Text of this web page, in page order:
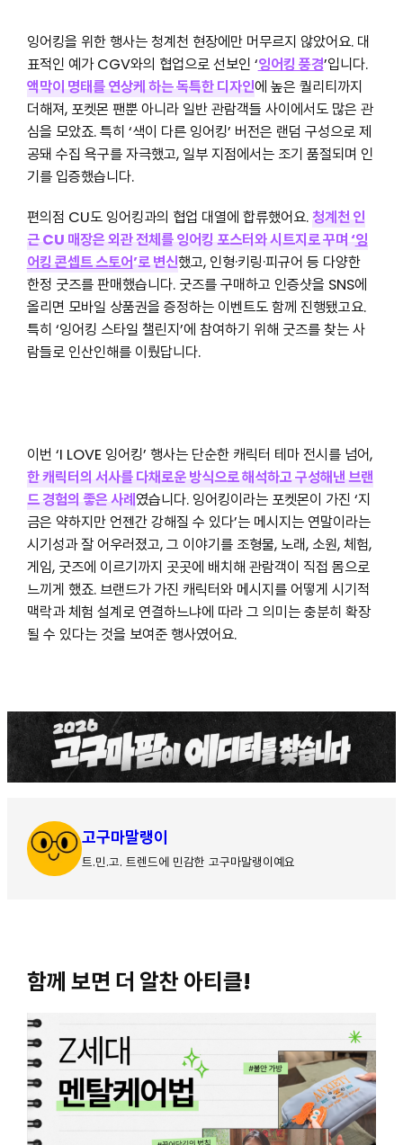
잉어킹을 위한 행사는 청계천 현장에만 머무르지 않았어요. 대
표적인 예가 CGV와의 협업으로 선보인 ‘잉어킹 풍경’입니다.
액막이 명태를 연상케 하는 독특한 디자인에 높은 퀄리티까지
더해져, 포켓몬 팬뿐 아니라 일반 관람객들 사이에서도 많은 관
심을 모았죠. 특히 ‘색이 다른 잉어킹’ 버전은 랜덤 구성으로 제
공돼 수집 욕구를 자극했고, 일부 지점에서는 조기 품절되며 인
기를 입증했습니다.
편의점 CU도 잉어킹과의 협업 대열에 합류했어요.청계천 인
근 CU 매장은 외관 전체를 잉어킹 포스터와 시트지로 꾸며 ‘잉
어킹 콘셉트 스토어’로 변신했고, 인형·키링·피규어 등 다양한
한정 굿즈를 판매했습니다. 굿즈를 구매하고 인증샷을 SNS에
올리면 모바일 상품권을 증정하는 이벤트도 함께 진행됐고요.
특히 ‘잉어킹 스타일 챌린지’에 참여하기 위해 굿즈를 찾는 사
람들로 인산인해를 이뤘답니다.
이번 ‘I LOVE 잉어킹’ 행사는 단순한 캐릭터 테마 전시를 넘어,
한 캐릭터의 서사를 다채로운 방식으로 해석하고 구성해낸 브랜
드 경험의 좋은 사례였습니다. 잉어킹이라는 포켓몬이 가진 ‘지
금은 약하지만 언젠간 강해질 수 있다’는 메시지는 연말이라는
시기성과 잘 어우러졌고, 그 이야기를 조형물, 노래, 소원, 체험,
게임, 굿즈에 이르기까지 곳곳에 배치해 관람객이 직접 몸으로
느끼게 했죠. 브랜드가 가진 캐릭터와 메시지를 어떻게 시기적
맥락과 체험 설계로 연결하느냐에 따라 그 의미는 충분히 확장
될 수 있다는 것을 보여준 행사였어요.
고구마말랭이
트.민.고. 트렌드에 민감한 고구마말랭이예요
함께 보면 더 알찬 아티클!